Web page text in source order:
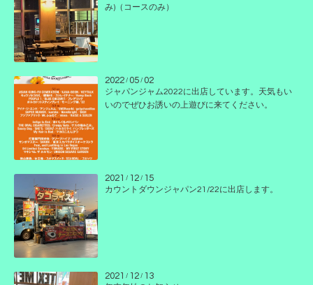
み)（コースのみ）
2022 / 05 / 02
ジャパンジャム2022に出店しています。天気もい
いのでぜひお誘いの上遊びに来てください。
2021 / 12 / 15
カウントダウンジャパン21/22に出店します。
2021 / 12 / 13